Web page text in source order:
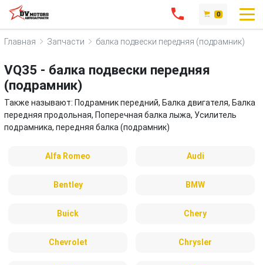
0
Главная Запчасти балка подвески передняя (подрамник)
VQ35 - балка подвески передняя
(подрамник)
Также называют: Подрамник передний, Балка двигателя, Балка
передняя продольная, Поперечная балка лыжа, Усилитель
подрамника, передняя балка (подрамник)
Alfa Romeo Audi
Bentley BMW
Buick Chery
Chevrolet Chrysler